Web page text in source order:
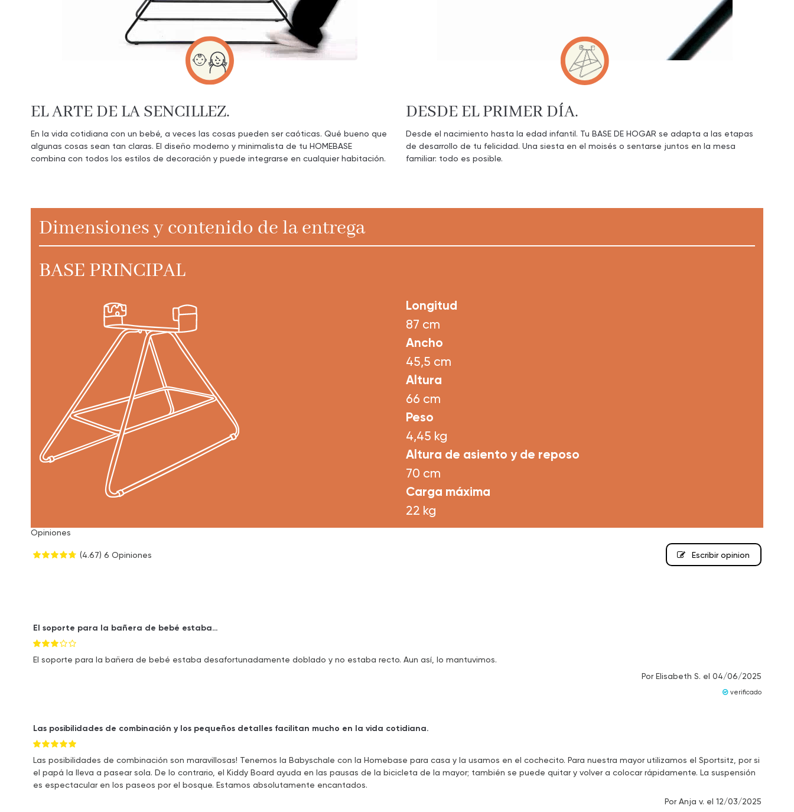
EL ARTE DE LA SENCILLEZ.
En la vida cotidiana con un bebé, a veces las cosas pueden ser caóticas. Qué bueno que
algunas cosas sean tan claras. El diseño moderno y minimalista de tu HOMEBASE
combina con todos los estilos de decoración y puede integrarse en cualquier habitación.
DESDE EL PRIMER DÍA.
Desde el nacimiento hasta la edad infantil. Tu BASE DE HOGAR se adapta a las etapas
de desarrollo de tu felicidad. Una siesta en el moisés o sentarse juntos en la mesa
familiar: todo es posible.
Dimensiones y contenido de la entrega
BASE PRINCIPAL
Longitud
87 cm
Ancho
45,5 cm
Altura
66 cm
Peso
4,45 kg
Altura de asiento y de reposo
70 cm
Carga máxima
22 kg
Opiniones
(4.67) 6 Opiniones Escribir opinion
El soporte para la bañera de bebé estaba…
El soporte para la bañera de bebé estaba desafortunadamente doblado y no estaba recto. Aun así, lo mantuvimos.
PorElisabeth S. el 04/06/2025
verificado
Las posibilidades de combinación y los pequeños detalles facilitan mucho en la vida cotidiana.
Las posibilidades de combinación son maravillosas! Tenemos la Babyschale con la Homebase para casa y la usamos en el cochecito. Para nuestra mayor utilizamos el Sportsitz, por si
el papá la lleva a pasear sola. De lo contrario, el Kiddy Board ayuda en las pausas de la bicicleta de la mayor; también se puede quitar y volver a colocar rápidamente. La suspensión
es espectacular en los paseos por el bosque. Estamos absolutamente encantados.
PorAnja v. el 12/03/2025